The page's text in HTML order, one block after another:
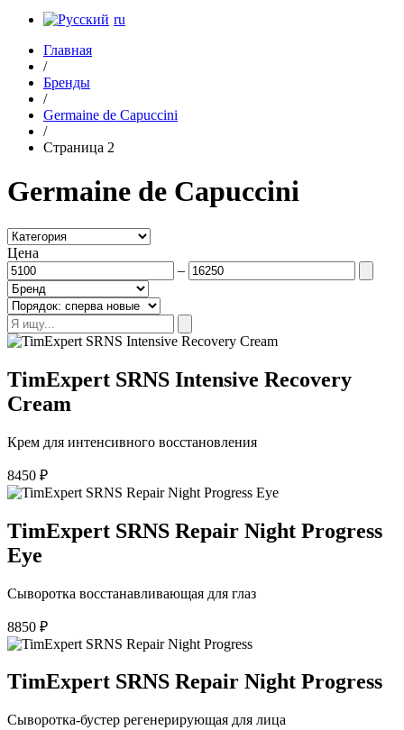
ru
Главная
/
Бренды
/
Germaine de Capuccini
/
Страница 2
Germaine de Capuccini
Цена
–
TimExpert SRNS Intensive Recovery
Cream
Крем для интенсивного восстановления
8450 ₽
TimExpert SRNS Repair Night Progress
Eye
Сыворотка восстанавливающая для глаз
8850 ₽
TimExpert SRNS Repair Night Progress
Сыворотка-бустер регенерирующая для лица